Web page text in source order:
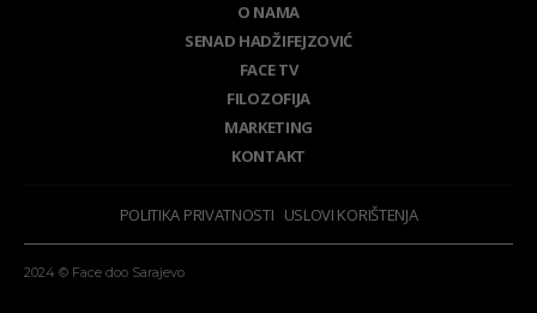
O NAMA
SENAD HADŽIFEJZOVIĆ
FACE TV
FILOZOFIJA
MARKETING
KONTAKT
POLITIKA PRIVATNOSTI USLOVI KORIŠTENJA
2024 © Face doo Sarajevo